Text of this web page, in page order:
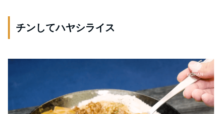
チンしてハヤシライス